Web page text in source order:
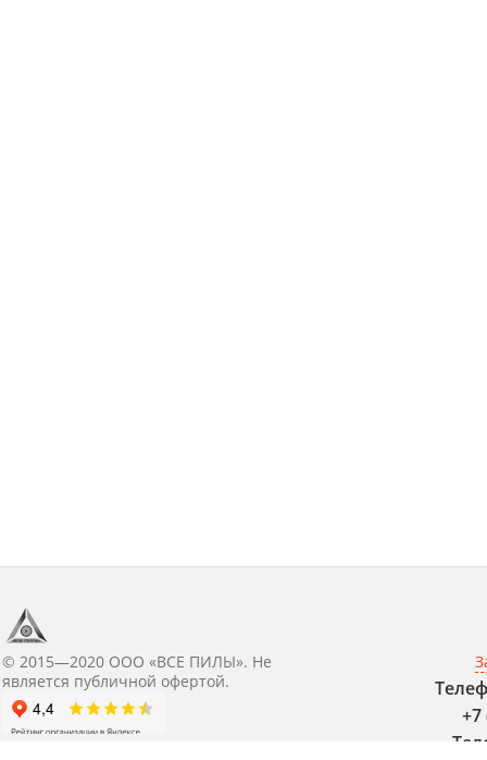
© 2015—2020 ООО «ВСЕ ПИЛЫ». Не
является публичной офертой.
+7